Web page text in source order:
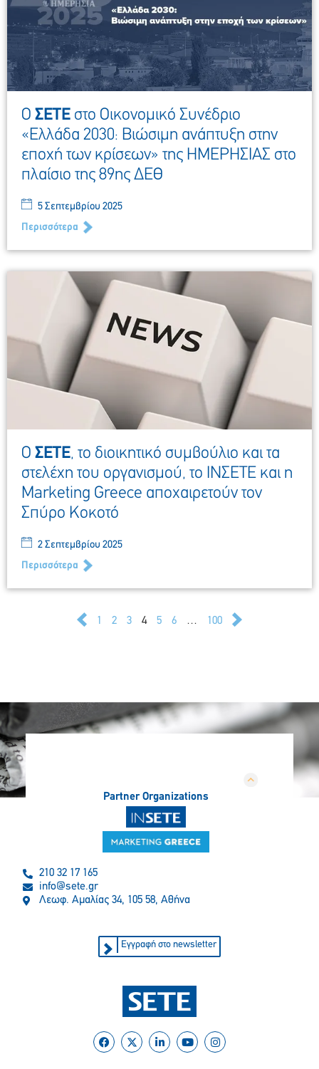
Ο ΣΕΤΕ στο Οικονομικό Συνέδριο
«Ελλάδα 2030: Βιώσιμη ανάπτυξη στην
εποχή των κρίσεων» της ΗΜΕΡΗΣΙΑΣ στο
πλαίσιο της 89ης ΔΕΘ
5 Σεπτεμβρίου 2025
Περισσότερα
O ΣΕΤΕ, το διοικητικό συμβούλιο και τα
στελέχη του οργανισμού, το ΙΝΣΕΤΕ και η
Marketing Greece αποχαιρετούν τον
Σπύρο Κοκοτό
2 Σεπτεμβρίου 2025
Περισσότερα
1 2 3 4 5 6 … 100
Partner Organizations
210 32 17 165
info@sete.gr
Λεωφ. Αμαλίας 34, 105 58, Αθήνα
Εγγραφή στο newsletter